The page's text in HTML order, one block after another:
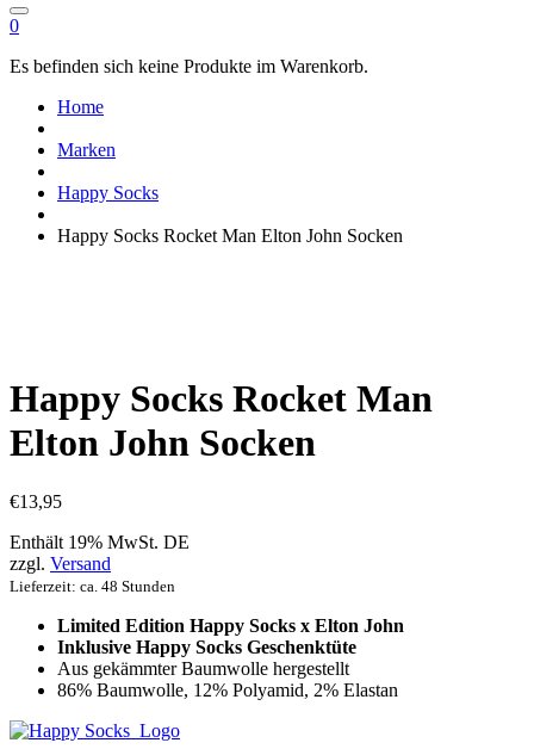
0
Es befinden sich keine Produkte im Warenkorb.
Home
Marken
Happy Socks
Happy Socks Rocket Man Elton John Socken
Happy Socks Rocket Man
Elton John Socken
€13,95
Enthält 19% MwSt. DE
zzgl. Versand
Lieferzeit: ca. 48 Stunden
Limited Edition Happy Socks x Elton John
Inklusive Happy Socks Geschenktüte
Aus gekämmter Baumwolle hergestellt
86% Baumwolle, 12% Polyamid, 2% Elastan